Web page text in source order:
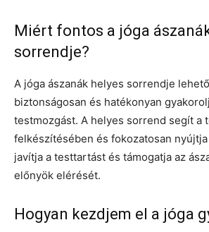
Miért fontos a jóga
sorrendje?
A jóga ászanák helyes sorrendje
biztonságosan és hatékonyan
testmozgást. A helyes sorrend segít a
felkészítésében és fokozatosan
javítja a testtartást és támogatja az
előnyök elérését.
Hogyan kezdjem el a jóga